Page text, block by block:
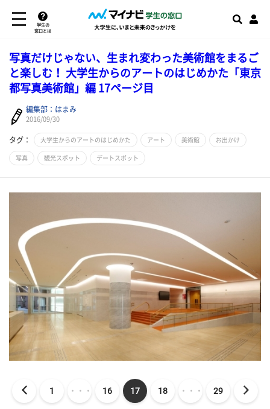
学生の
窓口とは
写真だけじゃない、生まれ変わった美術館をまるご
と楽しむ！ 大学生からのアートのはじめかた「東京
都写真美術館」編 17ページ目
編集部：はまみ
2016/09/30
タグ： 大学生からのアートのはじめかた アート 美術館 お出かけ
写真 観光スポット デートスポット
1 ・・・ 16 17 18 ・・・ 29